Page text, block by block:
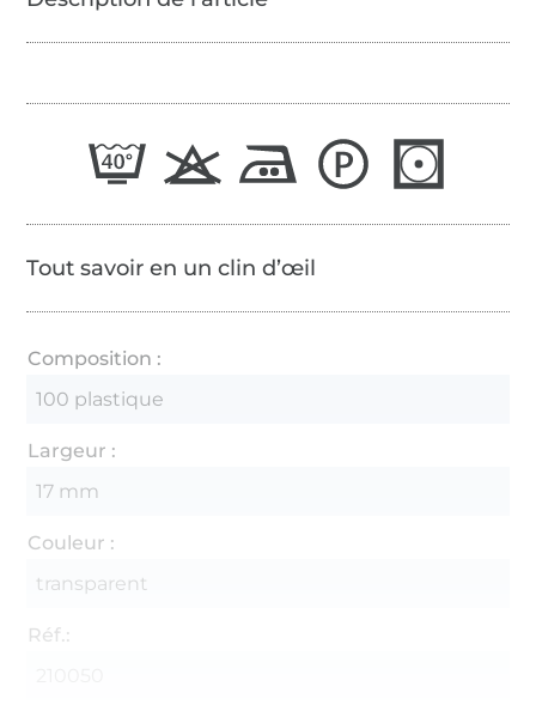
Tout savoir en un clin d’œil
Composition :
100 plastique
Largeur :
17 mm
Couleur :
transparent
Réf.: